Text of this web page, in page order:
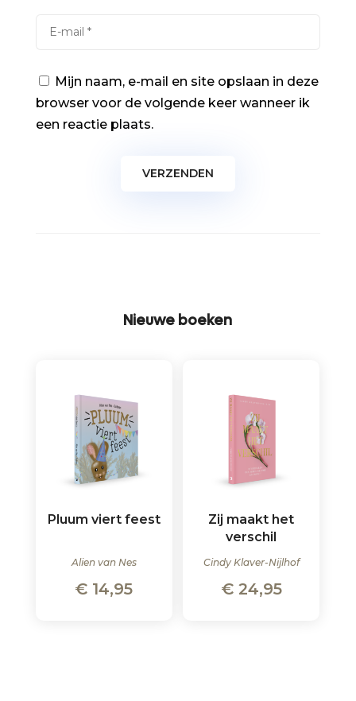
Mijn naam, e-mail en site opslaan in deze
browser voor de volgende keer wanneer ik
een reactie plaats.
Nieuwe boeken
Pluum viert feest
Alien van Nes
€ 14,95
Zij maakt het
verschil
Cindy Klaver-Nijlhof
€24,95